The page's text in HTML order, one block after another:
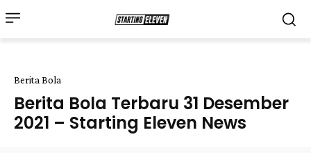
Berita Bola
Berita Bola Terbaru 31 Desember
2021 – Starting Eleven News